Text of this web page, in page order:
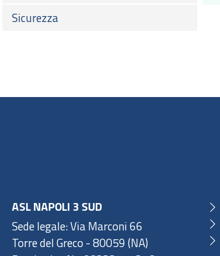
Sicurezza
ASL NAPOLI 3 SUD
Sede legale: Via Marconi 66
Torre del Greco - 80059 (NA)